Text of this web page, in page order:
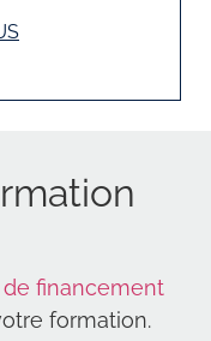
financement
formation.